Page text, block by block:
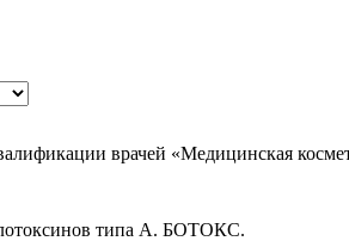
врачей «Медицинская
типа А. БОТОКС.